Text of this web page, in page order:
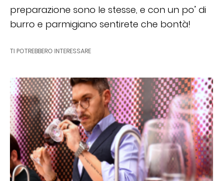
preparazione sono le stesse, e con un po’ di
burro e parmigiano sentirete che bontà!
TI POTREBBERO INTERESSARE